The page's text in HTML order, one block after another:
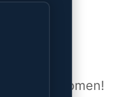
online komen!